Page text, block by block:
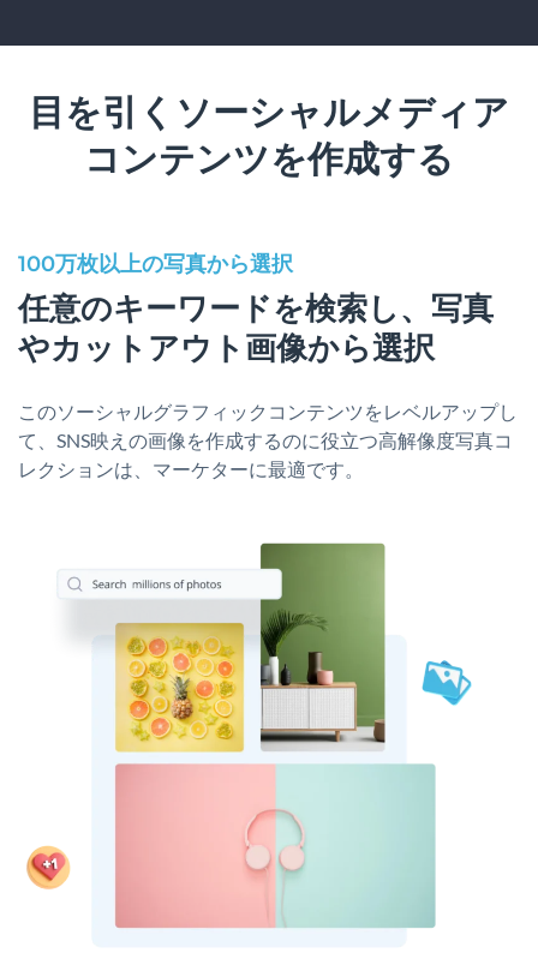
目を引くソーシャルメディア
コンテンツを作成する
100万枚以上の写真から選択
任意のキーワードを検索し、写真
やカットアウト画像から選択
このソーシャルグラフィックコンテンツをレベルアップし
て、SNS映えの画像を作成するのに役立つ高解像度写真コ
レクションは、マーケターに最適です。